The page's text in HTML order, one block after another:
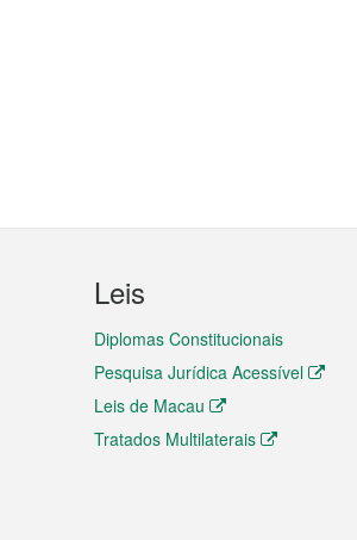
Leis
Diplomas Constitucionais
Pesquisa Jurídica Acessível
Leis de Macau
Tratados Multilaterais